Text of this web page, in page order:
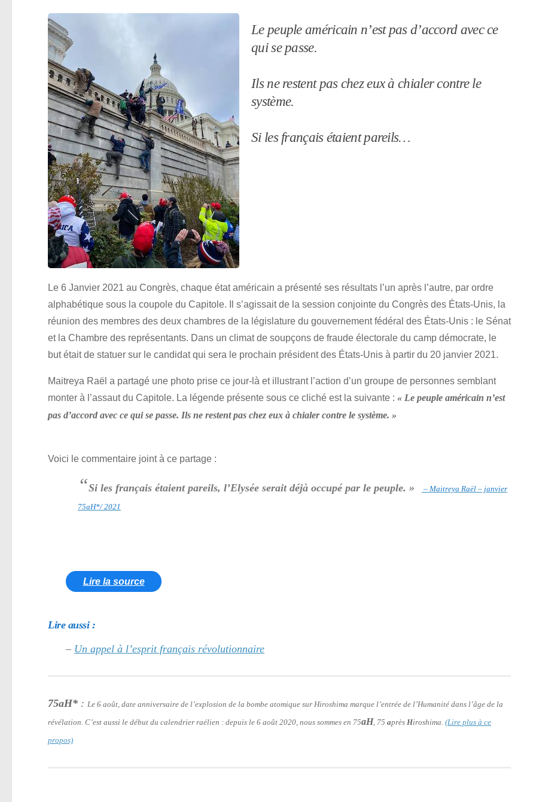
Le peuple américain n’est pas d’accord avec ce
qui se passe.
Ils ne restent pas chez eux à chialer contre le
système.
Si les français étaient pareils…
Le 6 Janvier 2021 au Congrès, chaque état américain a présenté ses résultats l’un après l’autre, par ordre
alphabétique sous la coupole du Capitole. Il s’agissait de la session conjointe du Congrès des États-Unis, la
réunion des membres des deux chambres de la législature du gouvernement fédéral des États-Unis : le Sénat
et la Chambre des représentants. Dans un climat de soupçons de fraude électorale du camp démocrate, le
but était de statuer sur le candidat qui sera le prochain président des États-Unis à partir du 20 janvier 2021.
Maitreya Raël a partagé une photo prise ce jour-là et illustrant l’action d’un groupe de personnes semblant
monter à l’assaut du Capitole. La légende présente sous ce cliché est la suivante : « Le peuple américain n’est
pas d’accord avec ce qui se passe. Ils ne restent pas chez eux à chialer contre le système. »
Voici le commentaire joint à ce partage :
“Si les français étaient pareils, l’Elysée serait déjà occupé par le peuple. »
– Maitreya Raël – janvier
75aH*/ 2021
Lire la source
Lire aussi :
– Un appel à l’esprit français révolutionnaire
75aH* : Le 6 août, date anniversaire de l’explosion de la bombe atomique sur Hiroshima marque l’entrée de l’Humanité dans l’âge de la
révélation. C’est aussi le début du calendrier raélien : depuis le 6 août 2020, nous sommes en 75aH , 75 après Hiroshima. (Lire plus à ce
propos)